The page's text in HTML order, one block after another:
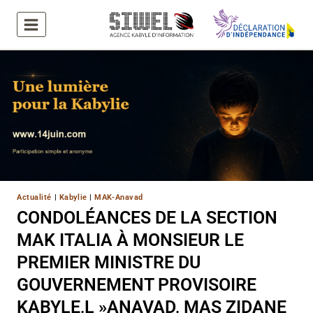
contenu
Actualité | Kabylie |MAK-Anavad
CONDOLÉANCES DE LA SECTION
MAK ITALIA À MONSIEUR LE
PREMIER MINISTRE DU
GOUVERNEMENT PROVISOIRE
KABYLE,L »ANAVAD, MAS ZIDANE